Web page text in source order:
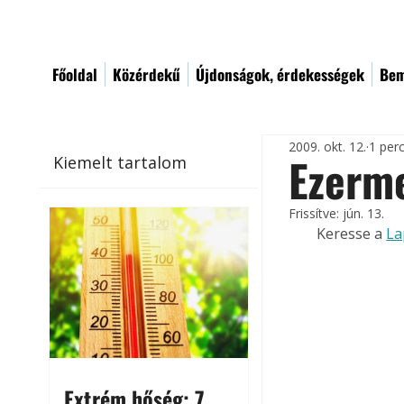
Főoldal Közérdekű Újdonságok, érdekességek
Kiemelt tartalom
2009. okt. 12. 1
Frissítve: jún. 13.
Keresse a